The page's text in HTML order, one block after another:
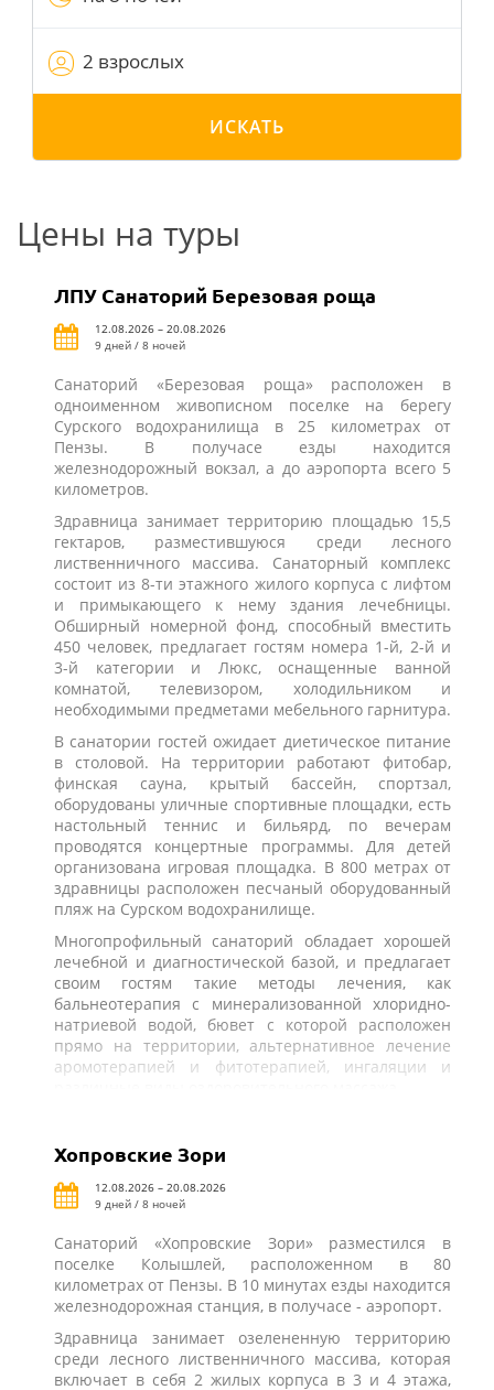
2 взрослых
ИСКАТЬ
Цены на туры
ЛПУ Санаторий Березовая роща
12.08.2026 – 20.08.2026
9 дней / 8 ночей
Санаторий «Березовая роща» расположен в
одноименном живописном поселке на берегу
Сурского водохранилища в 25 километрах от
Пензы. В получасе езды находится
железнодорожный вокзал, а до аэропорта всего 5
километров.
Здравница занимает территорию площадью 15,5
гектаров, разместившуюся среди лесного
лиственничного массива. Санаторный комплекс
состоит из 8-ти этажного жилого корпуса с лифтом
и примыкающего к нему здания лечебницы.
Обширный номерной фонд, способный вместить
450 человек, предлагает гостям номера 1-й, 2-й и
3-й категории и Люкс, оснащенные ванной
комнатой, телевизором, холодильником и
необходимыми предметами мебельного гарнитура.
В санатории гостей ожидает диетическое питание
в столовой. На территории работают фитобар,
финская сауна, крытый бассейн, спортзал,
оборудованы уличные спортивные площадки, есть
настольный теннис и бильярд, по вечерам
проводятся концертные программы. Для детей
организована игровая площадка. В 800 метрах от
здравницы расположен песчаный оборудованный
пляж на Сурском водохранилище.
Многопрофильный санаторий обладает хорошей
лечебной и диагностической базой, и предлагает
своим гостям такие методы лечения, как
бальнеотерапия с минерализованной хлоридно-
натриевой водой, бювет с которой расположен
прямо на территории, альтернативное лечение
аромотерапией и фитотерапией, ингаляции и
Хопровские Зори
12.08.2026 – 20.08.2026
9 дней / 8 ночей
Санаторий «Хопровские Зори» разместился в
поселке Колышлей, расположенном в 80
километрах от Пензы. В 10 минутах езды находится
железнодорожная станция, в получасе - аэропорт.
Здравница занимает озелененную территорию
среди лесного лиственничного массива, которая
включает в себя 2 жилых корпуса в 3 и 4 этажа,